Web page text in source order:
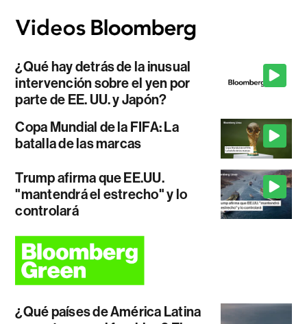
¿Qué hay detrás de la inusual
intervención sobre el yen por
parte de EE. UU. y Japón?
Copa Mundial de la FIFA: La
batalla de las marcas
Trump afirma que EE.UU.
"mantendrá el estrecho" y lo
controlará
¿Qué países de América Latina